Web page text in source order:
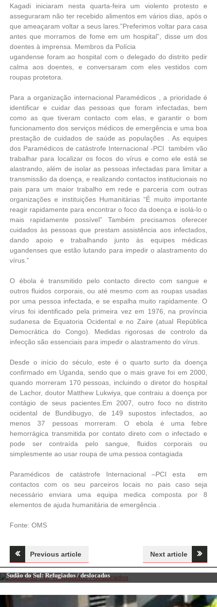
Kagadi iniciaram nesta quarta-feira um violento protesto e
asseguraram não ter recebido alimentos em vários dias, após o
que ameaçaram voltar a seus lares.”Preferimos voltar para casa
antes que morramos de fome em um hospital”, disse um dos
doentes à imprensa. Membros da Polícia
ugandense foram ao hospital com o delegado do distrito pedir
calma aos doentes, e conversaram com eles vestidos com
roupas protetora.
Para a organização internacional Paramédicos , a prioridade é
identificar e cuidar das pessoas que foram infectadas, bem
como as que tiveram contacto com elas, e garantir o bom
funcionamento dos serviços médicos de emergência e uma boa
prestação de cuidados de saúde as populações . As equipes
dos Paramédicos de catástrofe Internacional -PCI também vão
trabalhar para localizar os focos do vírus e como ele está se
alastrando, além de isolar as pessoas infectadas para limitar a
transmissão da doença, e realizando contactos institucionais no
pais para um maior trabalho em rede e parceria com outras
organizações e instituições Humanitárias “É muito importante
reagir rapidamente para encontrar o foco da doença e isolá-lo o
mais rapidamente possível” Também precisamos oferecer
cuidados às pessoas que prestam assistência aos infectados,
dando apoio e trabalhando junto às equipes médicas
ugandenses que estão lutando para impedir o alastramento do
vírus.”
O ébola é transmitido pelo contacto directo com sangue e
outros fluidos corporais, ou até mesmo com as roupas usadas
por uma pessoa infectada, e se espalha muito rapidamente. O
vírus foi identificado pela primeira vez em 1976, na província
sudanesa de Equatoria Ocidental e no Zaire (atual República
Democrática do Congo). Medidas rigorosas de controlo da
infecção são essenciais para impedir o alastramento do vírus.
Desde o início do século, este é o quarto surto da doença
confirmado em Uganda, sendo que o mais grave foi em 2000,
quando morreram 170 pessoas, incluindo o diretor do hospital
de Lachor, doutor Matthew Lukwiya, que contraiu a doença por
contágio de seus pacientes.Em 2007, outro foco no distrito
ocidental de Bundibugyo, de 149 supostos infectados, ao
menos 37 pessoas morreram. O ebola é uma febre
hemorrágica transmitida por contato direto com o infectado e
pode ser contraída pelo sangue, fluidos corporais ou
simplesmente ao usar roupa de uma pessoa contagiada
Paramédicos de catástrofe Internacional –PCI esta em
contactos com os seu parceiros locais no pais caso seja
necessário enviara uma equipa medica composta por 8
elementos de ajuda humanitária de emergência .
Fonte: OMS
Navegação
de
artigos
Previous article Next article
Notícias
Sudão do Sul: Refugiados / deslocados